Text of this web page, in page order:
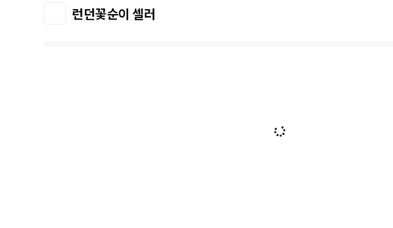
런던꽃순이 셀러